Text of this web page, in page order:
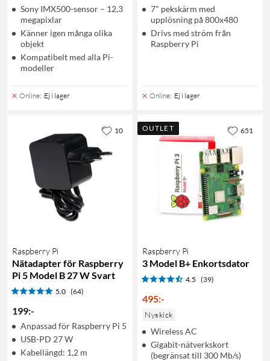
Sony IMX500-sensor – 12,3
megapixlar
Känner igen många olika
objekt
Kompatibelt med alla Pi-
modeller
Online: Ej i lager
7" pekskärm med
upplösning på 800x480
Drivs med ström från
Raspberry Pi
Online: Ej i lager
Raspberry Pi
Nätadapter för Raspberry
Pi 5 Model B 27 W Svart
5.0 (64)
199:-
Anpassad för Raspberry Pi 5
USB-PD 27 W
Kabellängd: 1,2 m
10 OUTLET
Raspberry Pi
3 Model B+ Enkortsdator
4.5 (39)
495:-
Nyskick
Wireless AC
Gigabit-nätverkskort
(begränsat till 300 Mb/s)
651